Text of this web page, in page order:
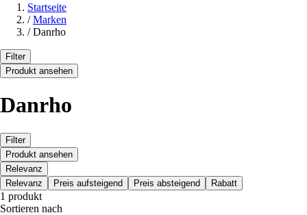
Startseite
/ Marken
/ Danrho
Filter
Produkt ansehen
Danrho
Filter
Produkt ansehen
Relevanz
Relevanz
Preis aufsteigend Preis absteigend Rabatt
1 produkt
Sortieren nach